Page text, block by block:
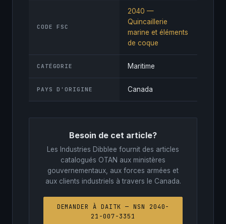
CODE FSC
2040 —
Quincaillerie
marine et éléments
de coque
CATÉGORIE Maritime
PAYS D'ORIGINE Canada
Besoin de cet article?
Les Industries Dibblee fournit des articles
catalogués OTAN aux ministères
gouvernementaux, aux forces armées et
aux clients industriels à travers le Canada.
DEMANDER À DAITK — NSN 2040-
21-007-3351